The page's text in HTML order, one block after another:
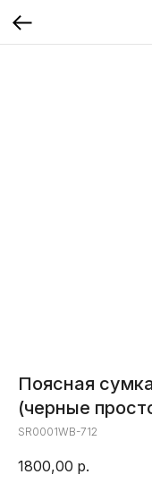
Поясная
(черные
SR0001WB-712
1800,00 р.